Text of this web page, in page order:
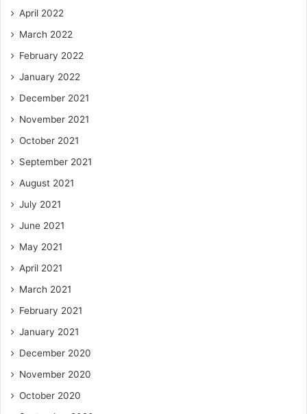
April 2022
March 2022
February 2022
January 2022
December 2021
November 2021
October 2021
September 2021
August 2021
July 2021
June 2021
May 2021
April 2021
March 2021
February 2021
January 2021
December 2020
November 2020
October 2020